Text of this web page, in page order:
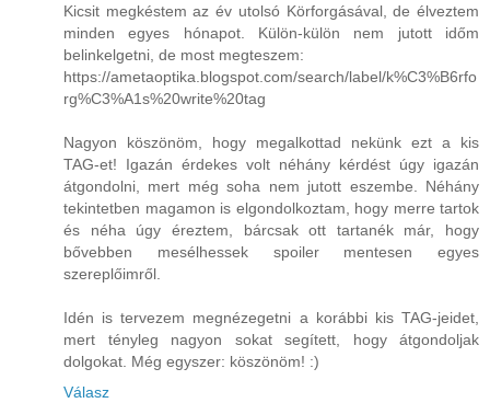
Kicsit megkéstem az év utolsó Körforgásával, de élveztem
minden egyes hónapot. Külön-külön nem jutott időm
belinkelgetni, de most megteszem:
https://ametaoptika.blogspot.com/search/label/k%C3%B6rfo
rg%C3%A1s%20write%20tag
Nagyon köszönöm, hogy megalkottad nekünk ezt a kis
TAG-et! Igazán érdekes volt néhány kérdést úgy igazán
átgondolni, mert még soha nem jutott eszembe. Néhány
tekintetben magamon is elgondolkoztam, hogy merre tartok
és néha úgy éreztem, bárcsak ott tartanék már, hogy
bővebben mesélhessek spoiler mentesen egyes
szereplőimről.
Idén is tervezem megnézegetni a korábbi kis TAG-jeidet,
mert tényleg nagyon sokat segített, hogy átgondoljak
dolgokat. Még egyszer: köszönöm! :)
Válasz